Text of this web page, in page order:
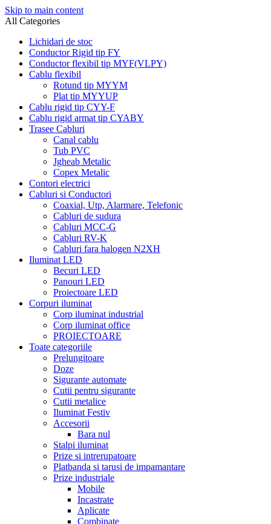
Skip to main content
All Categories
Lichidari de stoc
Conductor Rigid tip FY
Conductor flexibil tip MYF(VLPY)
Cablu flexibil
Rotund tip MYYM
Plat tip MYYUP
Cablu rigid tip CYY-F
Cablu rigid armat tip CYABY
Trasee Cabluri
Canal cablu
Tub PVC
Jgheab Metalic
Copex Metalic
Contori electrici
Cabluri si Conductori
Coaxial, Utp, Alarmare, Telefonic
Cabluri de sudura
Cabluri MCC-G
Cabluri RV-K
Cabluri fara halogen N2XH
Iluminat LED
Becuri LED
Panouri LED
Proiectoare LED
Corpuri iluminat
Corp iluminat industrial
Corp iluminat office
PROIECTOARE
Toate categoriile
Prelungitoare
Doze
Sigurante automate
Cutii pentru sigurante
Cutii metalice
Iluminat Festiv
Accesorii
Bara nul
Stalpi iluminat
Prize si intrerupatoare
Platbanda si tarusi de impamantare
Prize industriale
Mobile
Incastrate
Aplicate
Combinate